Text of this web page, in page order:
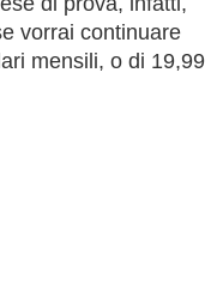
vorrai continuare
mensili, o di 19,99